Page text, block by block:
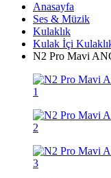
Anasayfa
Ses & Müzik
Kulaklık
Kulak İçi
N2 Pro Mavi